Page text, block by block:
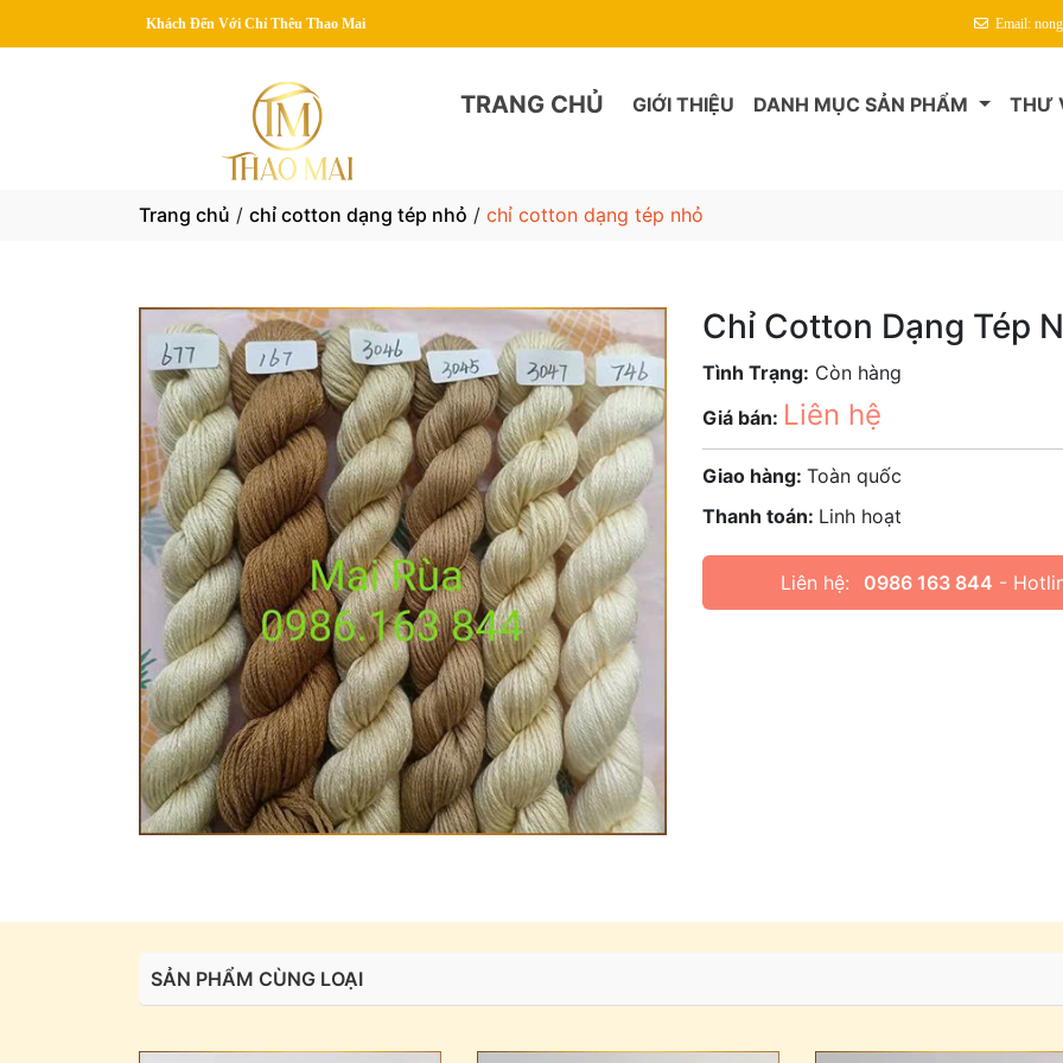
Quý Khách Đến Với Chỉ Thêu Thao Mai Email:
TRANG CHỦ GIỚI THIỆU DANH MỤC SẢN PHẨM THƯ
Trang chủ / chỉ cotton dạng tép nhỏ / chỉ cotton dạng tép nhỏ
Chỉ Cotton Dạng Tép
Tình Trạng: Còn hàng
Giá bán: Liên hệ
Giao hàng: Toàn quốc
Thanh toán: Linh hoạt
Liên hệ: 0986 163 844 -
SẢN PHẨM CÙNG LOẠI